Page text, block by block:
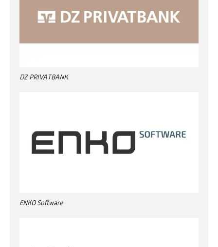
DZ PRIVATBANK
ENKO Software